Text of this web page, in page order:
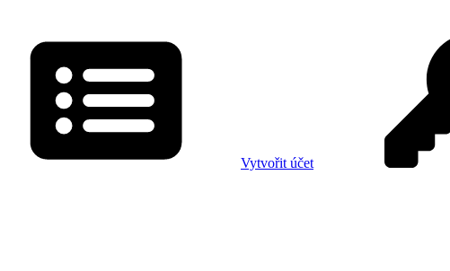
Vytvořit účet